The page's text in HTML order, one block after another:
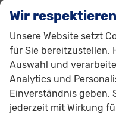
Außen
Anhängerkupplung
Außenspiegel
Außenspiegel
Herstellerpaket
Scheiben, Verglasung
Wir
Unsere Website setzt
für Sie bereitzustellen.
Auswahl und
Analytics und
Einverständnis geben.
jederzeit mit Wirkung